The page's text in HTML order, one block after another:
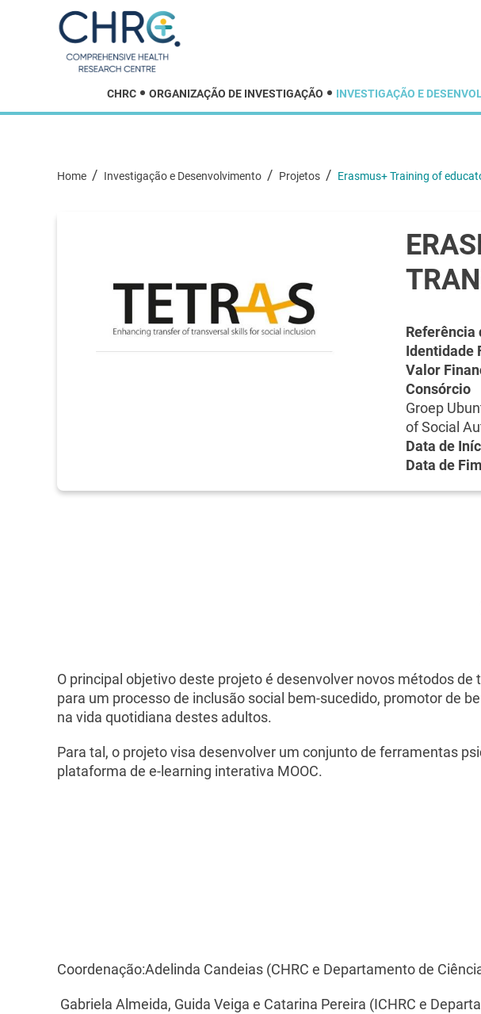
CHRC ORGANIZAÇÃO DE INVESTIGAÇÃO INVESTIGAÇÃO E
Home / Investigação e Desenvolvimento / Projetos / Erasmus+ Training of
Referência
Identidade
Valor
Consórcio
Groep
of Social
Data de
Data de Fim
O principal objetivo deste projeto é desenvolver novos métodos
para um processo de inclusão social bem-sucedido, promotor de
na vida quotidiana destes adultos.
Para tal, o projeto visa desenvolver um conjunto de ferramentas
plataforma de e-learning interativa MOOC.
Coordenação:Adelinda Candeias (CHRC e Departamento de
Gabriela Almeida, Guida Veiga e Catarina Pereira (ICHRC e